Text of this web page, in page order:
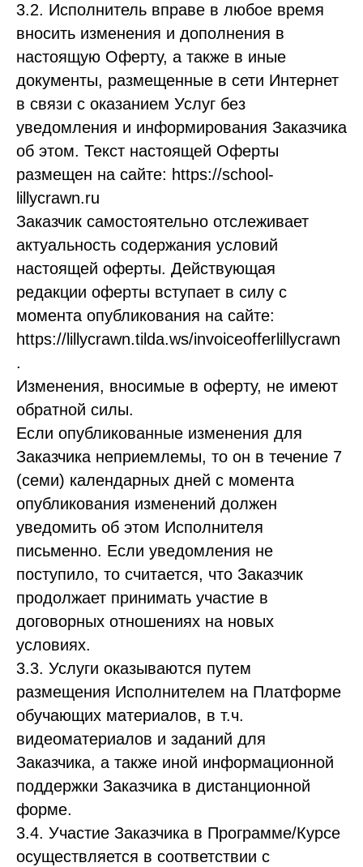
3.2. Исполнитель вправе в любое время
вносить изменения и дополнения в
настоящую Оферту, а также в иные
документы, размещенные в сети Интернет
в связи с оказанием Услуг без
уведомления и информирования Заказчика
об этом. Текст настоящей Оферты
размещен на сайте: https://school-
lillycrawn.ru
Заказчик самостоятельно отслеживает
актуальность содержания условий
настоящей оферты. Действующая
редакции оферты вступает в силу с
момента опубликования на сайте:
https://lillycrawn.tilda.ws/invoiceofferlillycrawn
.
Изменения, вносимые в оферту, не имеют
обратной силы.
Если опубликованные изменения для
Заказчика неприемлемы, то он в течение 7
(семи) календарных дней с момента
опубликования изменений должен
уведомить об этом Исполнителя
письменно. Если уведомления не
поступило, то считается, что Заказчик
продолжает принимать участие в
договорных отношениях на новых
условиях.
3.3. Услуги оказываются путем
размещения Исполнителем на Платформе
обучающих материалов, в т.ч.
видеоматериалов и заданий для
Заказчика, а также иной информационной
поддержки Заказчика в дистанционной
форме.
3.4. Участие Заказчика в Программе/Курсе
осуществляется в соответствии с